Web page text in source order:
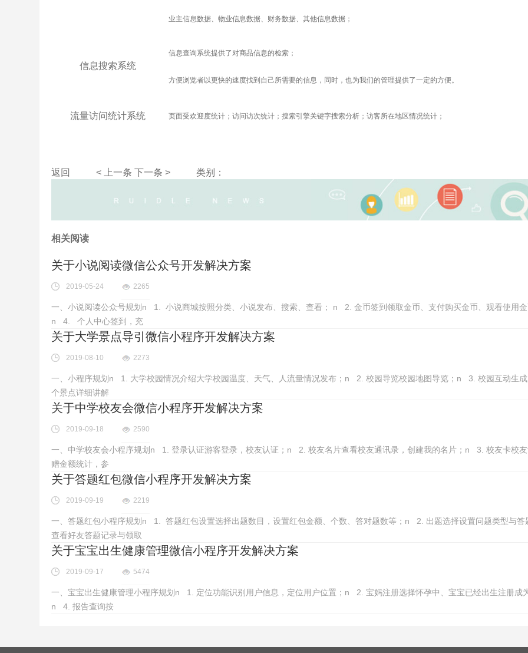
业主信息数据、物业信息数据、财务数据、其他信息数据；
信息搜索系统
信息查询系统提供了对商品信息的检索；
方便浏览者以更快的速度找到自己所需要的信息，同时，也为我们的管理提供了一定的方便。
流量访问统计系统 页面受欢迎度统计；访问访次统计；搜索引擎关键字搜索分析；访客所在地区情况统计；
返回 < 上一条 下一条 > 类别：
相关阅读
关于小说阅读微信公众号开发解决方案
2019-05-24 2265
一、小说阅读公众号规划n 1. 小说商城按照分类、小说发布、搜索、查看； n 2. 金币签到领取金币、支付购买金币、观看使用
n 4. 个人中心签到，充
关于大学景点导引微信小程序开发解决方案
2019-08-10 2273
一、小程序规划n 1. 大学校园情况介绍大学校园温度、天气、人流量情况发布；n 2. 校园导览校园地图导览；n 3. 校园互动生
个景点详细讲解
关于中学校友会微信小程序开发解决方案
2019-09-18 2590
一、中学校友会小程序规划n 1. 登录认证游客登录，校友认证；n 2. 校友名片查看校友通讯录，创建我的名片；n 3. 校友卡校
赠金额统计，参
关于答题红包微信小程序开发解决方案
2019-09-19 2219
一、答题红包小程序规划n 1. 答题红包设置选择出题数目，设置红包金额、个数、答对题数等；n 2. 出题选择设置问题类型与
查看好友答题记录与领取
关于宝宝出生健康管理微信小程序开发解决方案
2019-09-17 5474
一、宝宝出生健康管理小程序规划n 1. 定位功能识别用户信息，定位用户位置；n 2. 宝妈注册选择怀孕中、宝宝已经出生注册
n 4. 报告查询按